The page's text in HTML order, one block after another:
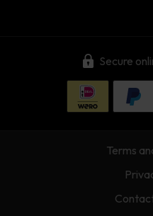
Secure
Terms